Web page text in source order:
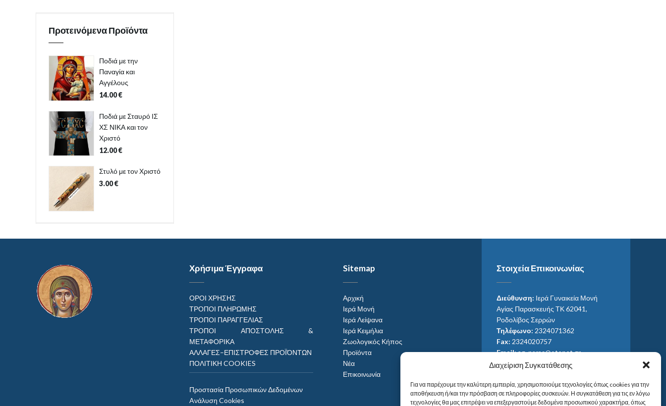
Διαχείριση Συγκατάθεσης
Για να παρέχουμε την καλύτερη εμπειρία, χρησιμοποιούμε τεχνολογίες όπως cookies για την
αποθήκευση ή/και την πρόσβαση σε πληροφορίες συσκευών. Η συγκατάθεση για τις εν λόγω
τεχνολογίες θα μας επιτρέψει να επεξεργαστούμε δεδομένα προσωπικού χαρακτήρα, όπως
Προτεινόμενα Προϊόντα
Ποδιά με την
Παναγία και
Αγγέλους
14.00€
Ποδιά με Σταυρό ΙΣ
ΧΣ ΝΙΚΑ και τον
Χριστό
12.00€
Στυλό με τον Χριστό
3.00€
Χρήσιμα Έγγραφα
ΟΡΟΙ ΧΡΗΣΗΣ
ΤΡΟΠΟΙ ΠΛΗΡΩΜΗΣ
ΤΡΟΠΟΙ ΠΑΡΑΓΓΕΛΙΑΣ
ΤΡΟΠΟΙ ΑΠΟΣΤΟΛΗΣ &
ΜΕΤΑΦΟΡΙΚΑ
ΑΛΛΑΓΕΣ–ΕΠΙΣΤΡΟΦΕΣ ΠΡΟΪΌΝΤΩΝ
ΠΟΛΙΤΙΚΗ COOKIES
Προστασία Προσωπικών Δεδομένων
Aνάλυση Cookies
Sitemap
Αρχική
Ιερά Μονή
Ιερά Λείψανα
Ιερά Κειμήλια
Ζωολογικός Κήπος
Προϊόντα
Νέα
Επικοινωνία
Στοιχεία Επικοινωνίας
Διεύθυνση: Ιερά Γυναικεία Μονή
Αγίας Παρασκευής ΤΚ 62041,
Ροδολίβος Σερρών
Τηλέφωνο: 2324071362
Fax: 2324020757
Email:ag_paras@otenet.gr
Email:info@im-agparaskevis.gr
Από ανατολή έως και δύση του ηλίου.